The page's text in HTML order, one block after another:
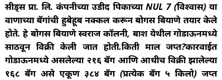
सीड्स प्रा. लि. कंपनीच्या उडीद पिकाच्या NUL 7 (विश्वास) या
वाणाच्या बॅगांची हुबेहूब नक्कल करून बोगस बियाणे तयार केले
होते. हे बोगस बियाणे स्वराज कॉलनी, बार्शी येथील गोडाऊनमध्ये
साठवून विक्री केली जात होती.किती माल जप्त?कारवाईत
गोडाऊनमध्ये असलेल्या २१६ बॅग आणि आधीच विक्री झालेल्या
१६८ बॅग असे एकूण ३८४ बॅग (प्रत्येक बॅग ५ किलो) जप्त